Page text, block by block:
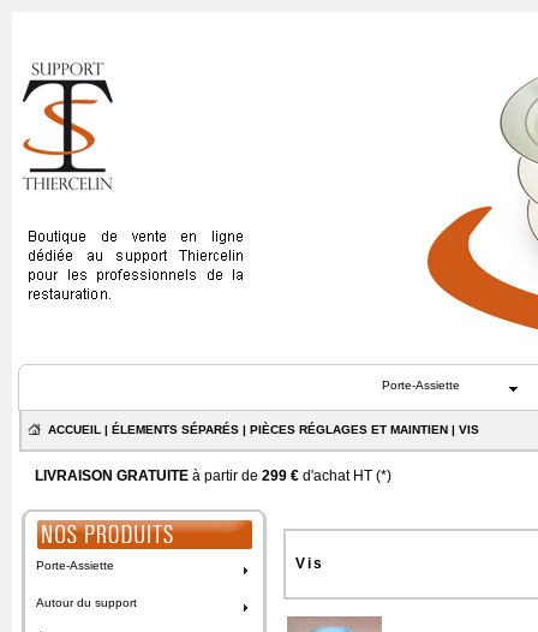
Porte-Assiette
ACCUEIL | ÉLEMENTS SÉPARÉS| PIÈCES RÉGLAGES ET MAINTIEN| VIS
LIVRAISON GRATUITEà partir de 299 €d'achat HT (*)
Porte-Assiette
Autour du support
Vis